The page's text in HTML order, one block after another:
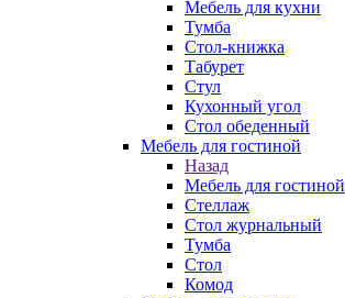
Мебель для кухни
Тумба
Стол-книжка
Табурет
Стул
Кухонный угол
Стол обеденный
Мебель для гостиной
Назад
Мебель для гостиной
Стеллаж
Стол журнальный
Тумба
Стол
Комод